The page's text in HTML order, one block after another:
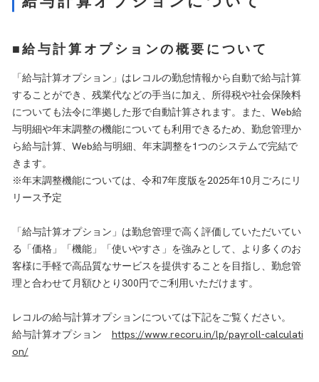
■給与計算オプションの概要について
「給与計算オプション」はレコルの勤怠情報から自動で給与計算
することができ、残業代などの手当に加え、所得税や社会保険料
についても法令に準拠した形で自動計算されます。また、Web給
与明細や年末調整の機能についても利用できるため、勤怠管理か
ら給与計算、Web給与明細、年末調整を1つのシステムで完結で
きます。
※年末調整機能については、令和7年度版を2025年10月ごろにリ
リース予定
「給与計算オプション」は勤怠管理で高く評価していただいてい
る「価格」「機能」「使いやすさ」を強みとして、より多くのお
客様に手軽で高品質なサービスを提供することを目指し、勤怠管
理と合わせて月額ひとり300円でご利用いただけます。
レコルの給与計算オプションについては下記をご覧ください。
給与計算オプション https://www.recoru.in/lp/payroll-calculati
on/